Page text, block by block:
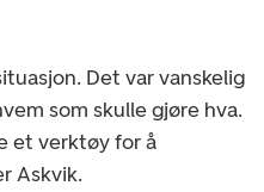
Det var vanskelig
som skulle gjøre hva.
et verktøy for å
Askvik.